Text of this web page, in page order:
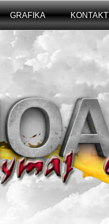
GRAFIKA KONTAKT